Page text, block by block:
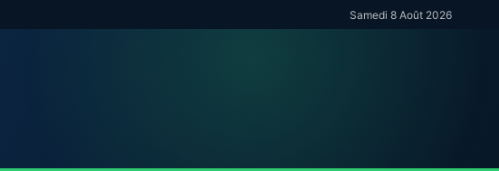
Samedi 8 Août 2026